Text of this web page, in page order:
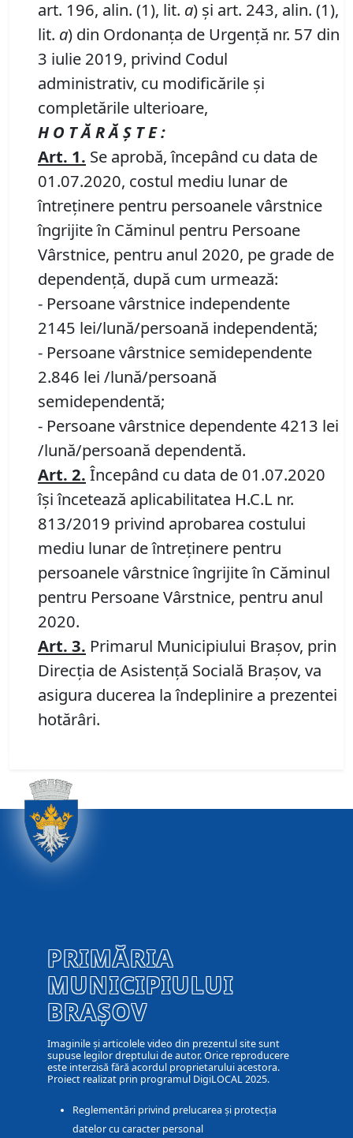
art. 196, alin. (1), lit. a) și art. 243, alin. (1),
lit. a) din Ordonanța de Urgență nr. 57 din
3 iulie 2019, privind Codul
administrativ, cu modificările și
completările ulterioare,
H O T Ă R Ă Ş T E :
Art. 1. Se aprobă, începând cu data de
01.07.2020, costul mediu lunar de
întreţinere pentru persoanele vârstnice
îngrijite în Căminul pentru Persoane
Vârstnice, pentru anul 2020, pe grade de
dependenţă, după cum urmează:
- Persoane vârstnice independente
2145 lei/lună/persoană independentă;
- Persoane vârstnice semidependente
2.846 lei /lună/persoană
semidependentă;
- Persoane vârstnice dependente 4213 lei
/lună/persoană dependentă.
Art. 2. Începând cu data de 01.07.2020
îşi încetează aplicabilitatea H.C.L nr.
813/2019 privind aprobarea costului
mediu lunar de întreţinere pentru
persoanele vârstnice îngrijite în Căminul
pentru Persoane Vârstnice, pentru anul
2020.
Art. 3. Primarul Municipiului Braşov, prin
Direcţia de Asistență Socială Braşov, va
asigura ducerea la îndeplinire a prezentei
hotărâri.
PRIMĂRIA
MUNICIPIULUI
BRAȘOV
Imaginile și articolele video din prezentul site sunt
supuse legilor dreptului de autor. Orice reproducere
este interzisă fără acordul proprietarului acestora.
Proiect realizat prin programul DigiLOCAL 2025.
Reglementări privind prelucarea și protecția
datelor cu caracter personal